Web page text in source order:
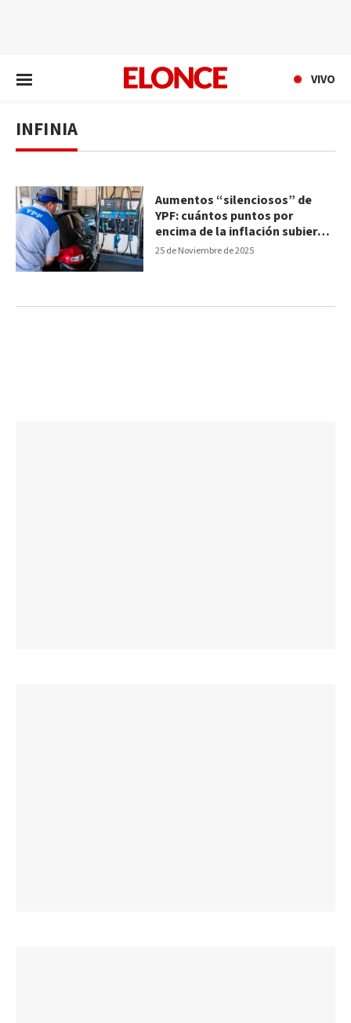
VIVO
INFINIA
25 de Noviembre de 2025
Aumentos “silenciosos” de
YPF: cuántos puntos por
encima de la inflación subieron
los combustibles